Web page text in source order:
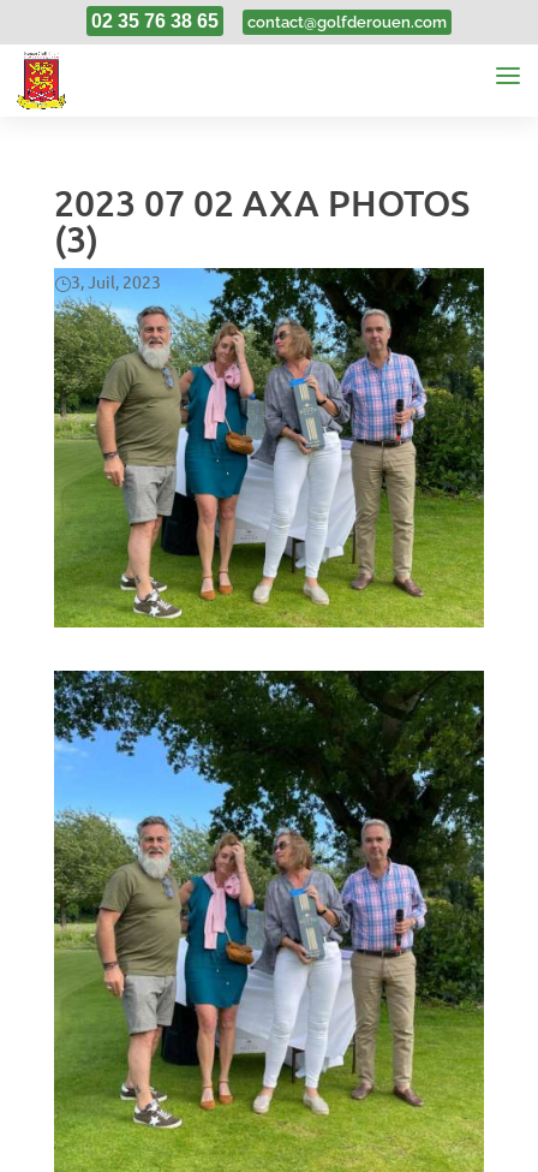
02 35 76 38 65 contact@golfderouen.com
2023 07 02 AXA PHOTOS
(3)
3, Juil, 2023